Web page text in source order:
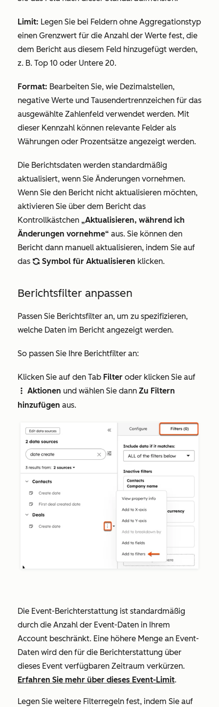
Limit: Legen Sie bei Feldern ohne Aggregationstyp
einen Grenzwert für die Anzahl der Werte fest, die
dem Bericht aus diesem Feld hinzugefügt werden,
z. B. Top 10 oder Untere 20.
Format: Bearbeiten Sie, wie Dezimalstellen,
negative Werte und Tausendertrennzeichen für das
ausgewählte Zahlenfeld verwendet werden. Mit
dieser Kennzahl können relevante Felder als
Währungen oder Prozentsätze angezeigt werden.
Die Berichtsdaten werden standardmäßig
aktualisiert, wenn Sie Änderungen vornehmen.
Wenn Sie den Bericht nicht aktualisieren möchten,
aktivieren Sie über dem Bericht das
Kontrollkästchen „Aktualisieren, während ich
Änderungen vornehme“ aus. Sie können den
Bericht dann manuell aktualisieren, indem Sie auf
das refresh Symbol für Aktualisieren klicken.
Berichtsfilter anpassen
Passen Sie Berichtsfilter an, um zu spezifizieren,
welche Daten im Bericht angezeigt werden.
So passen Sie Ihre Berichtfilter an:
Klicken Sie auf den Tab Filter oder klicken Sie auf
verticalMenu Aktionen und wählen Sie dann Zu Filtern
hinzufügen aus.
Die Event-Berichterstattung ist standardmäßig
durch die Anzahl der Event-Daten in Ihrem
Account beschränkt. Eine höhere Menge an Event-
Daten wird den für die Berichterstattung über
dieses Event verfügbaren Zeitraum verkürzen.
Erfahren Sie mehr über dieses Event-Limit.
Legen Sie weitere Filterregeln fest, indem Sie auf